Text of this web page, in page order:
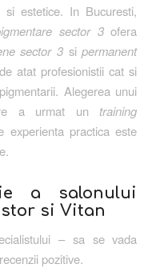
estetice. In Bucuresti,
sector 3ofera
sector 3 sipermanent
atat profesionistii cat si
Alegerea unui
a urmat un training
experienta practica este
a salonului
si Vitan
– sa se vada
pozitive.